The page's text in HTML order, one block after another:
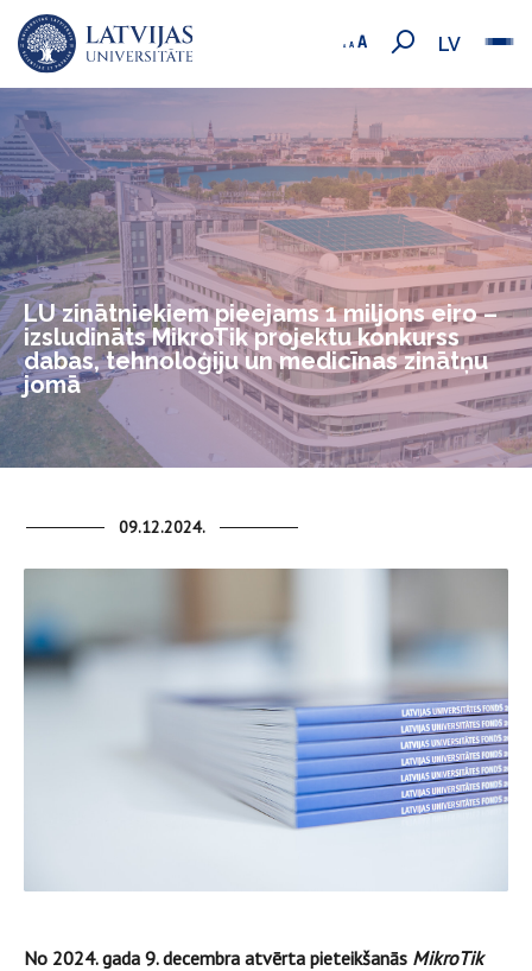
LV
LU zinātniekiem pieejams 1 miljons eiro –
izsludināts MikroTik projektu konkurss
dabas, tehnoloģiju un medicīnas zinātņu
jomā
09.12.2024.
No 2024. gada 9. decembra atvērta pieteikšanās MikroTik